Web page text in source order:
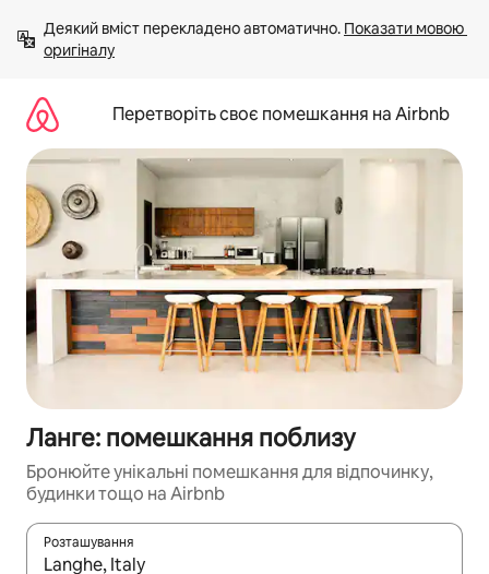
вмісту
Деякий вміст перекладено автоматично. Показати мовою
оригіналу
Перетворіть своє помешкання на Airbnb
Ланге: помешкання поблизу
Бронюйте унікальні помешкання для відпочинку,
будинки тощо на Airbnb
Розташування
Отримавши результати пошуку, використовуйте для